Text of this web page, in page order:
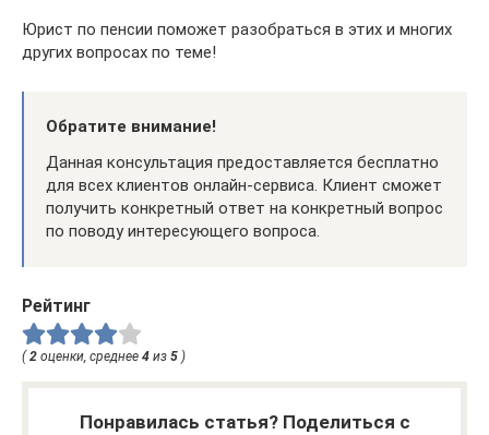
Юрист по пенсии поможет разобраться в этих и многих
других вопросах по теме!
Обратите внимание!
Данная консультация предоставляется бесплатно
для всех клиентов онлайн-сервиса. Клиент сможет
получить конкретный ответ на конкретный вопрос
по поводу интересующего вопроса.
Рейтинг
( 2 оценки, среднее 4 из 5 )
Понравилась статья? Поделиться с